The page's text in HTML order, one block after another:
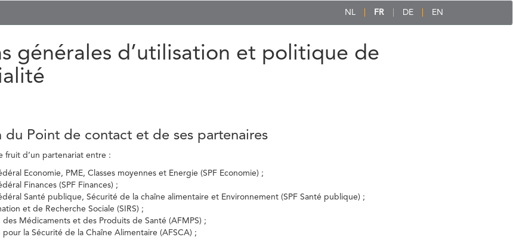
NL FR DE EN
générales d’utilisation et politique de
du Point de contact et de ses partenaires
fruit d’un partenariat entre :
Economie, PME, Classes moyennes et Energie (SPF Economie) ;
Finances (SPF Finances) ;
Santé publique, Sécurité de la chaîne alimentaire et Environnement (SPF Santé publique) ;
et de Recherche Sociale (SIRS) ;
des Médicaments et des Produits de Santé (AFMPS) ;
pour la Sécurité de la Chaîne Alimentaire (AFSCA) ;